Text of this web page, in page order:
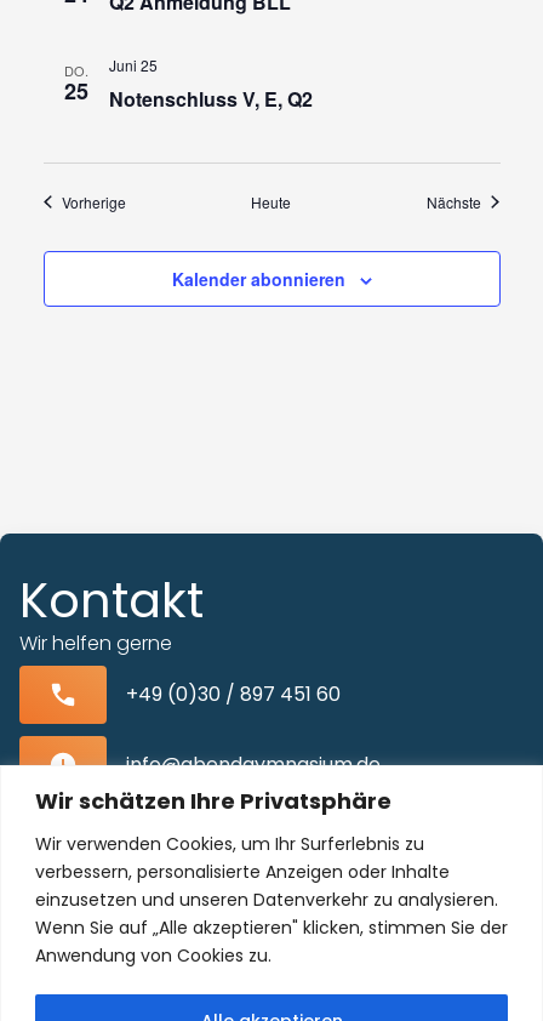
Wir schätzen Ihre Privatsphäre
Wir verwenden Cookies, um Ihr Surferlebnis zu
verbessern, personalisierte Anzeigen oder Inhalte
einzusetzen und unseren Datenverkehr zu analysieren.
Wenn Sie auf „Alle akzeptieren" klicken, stimmen Sie der
Anwendung von Cookies zu.
DO.
25 Notenschluss V, E, Q2
Juni 25
VorherigeVeranstaltungen Heute Nächste
Kalender abonnieren
Kontakt
Wir helfen gerne
+49 (0)30 / 897 451 60
info@abendgymnasium.de
Blissestraße 22, 10713 Berlin-Wilmersdorf
Unser Kollegium freut sich auf Sie!